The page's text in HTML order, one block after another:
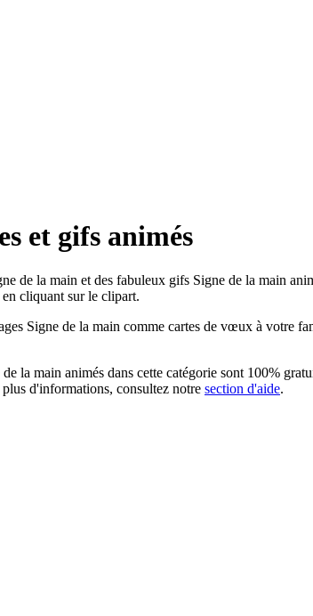
et gifs animés
de la main et des fabuleux gifs Signe de la main
cliquant sur le clipart.
Signe de la main comme cartes de vœux à votre
la main animés dans cette catégorie sont 100%
d'informations, consultez notre section d'aide.